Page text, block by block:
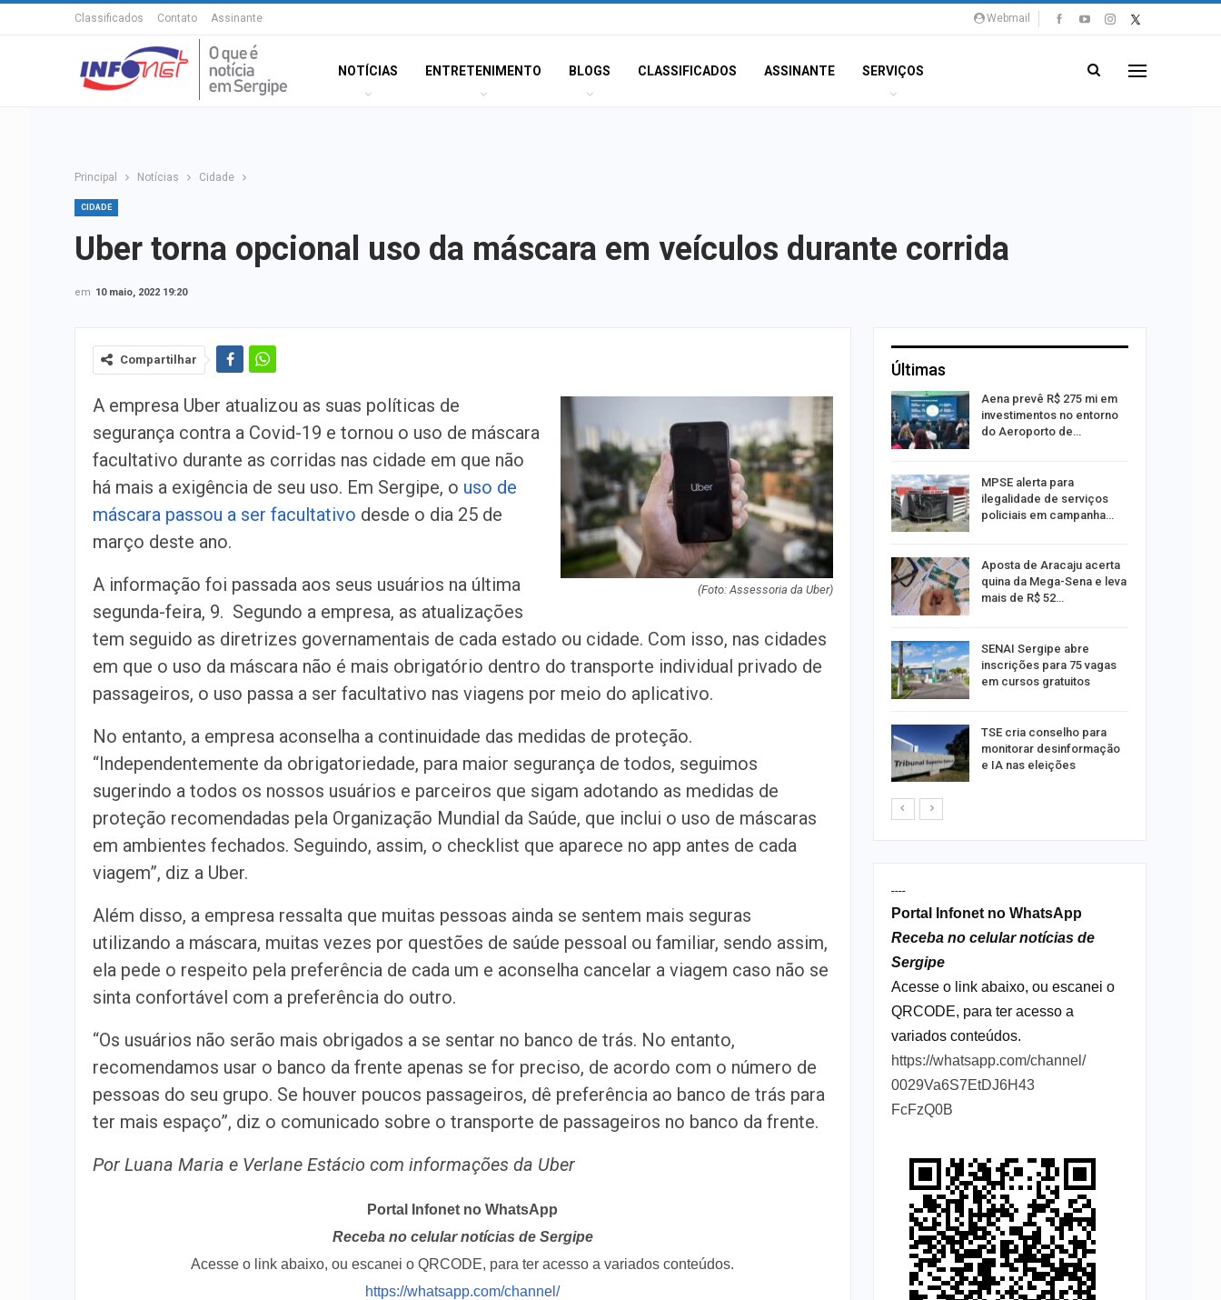
Webmail
Classificados Contato Assinante
NOTÍCIAS ENTRETENIMENTO BLOGS CLASSIFICADOS ASSINANTE SERVIÇOS
Principal Notícias Cidade
CIDADE
Uber torna opcional uso da máscara em veículos durante corrida
em 10 maio, 2022 19:20
Compartilhar
(Foto: Assessoria da Uber)
A empresa Uber atualizou as suas políticas de
segurança contra a Covid-19 e tornou o uso de máscara
facultativo durante as corridas nas cidade em que não
há mais a exigência de seu uso. Em Sergipe, o uso de
máscara passou a ser facultativo desde o dia 25 de
março deste ano.
A informação foi passada aos seus usuários na última
segunda-feira, 9. Segundo a empresa, as atualizações
tem seguido as diretrizes governamentais de cada estado ou cidade. Com isso, nas cidades
em que o uso da máscara não é mais obrigatório dentro do transporte individual privado de
passageiros, o uso passa a ser facultativo nas viagens por meio do aplicativo.
No entanto, a empresa aconselha a continuidade das medidas de proteção.
“Independentemente da obrigatoriedade, para maior segurança de todos, seguimos
sugerindo a todos os nossos usuários e parceiros que sigam adotando as medidas de
proteção recomendadas pela Organização Mundial da Saúde, que inclui o uso de máscaras
em ambientes fechados. Seguindo, assim, o checklist que aparece no app antes de cada
viagem”, diz a Uber.
Além disso, a empresa ressalta que muitas pessoas ainda se sentem mais seguras
utilizando a máscara, muitas vezes por questões de saúde pessoal ou familiar, sendo assim,
ela pede o respeito pela preferência de cada um e aconselha cancelar a viagem caso não se
sinta confortável com a preferência do outro.
“Os usuários não serão mais obrigados a se sentar no banco de trás. No entanto,
recomendamos usar o banco da frente apenas se for preciso, de acordo com o número de
pessoas do seu grupo. Se houver poucos passageiros, dê preferência ao banco de trás para
ter mais espaço”, diz o comunicado sobre o transporte de passageiros no banco da frente.
Por Luana Maria e Verlane Estácio com informações da Uber
Portal Infonet no WhatsApp
Receba no celular notícias de Sergipe
Acesse o link abaixo, ou escanei o QRCODE, para ter acesso a variados conteúdos.
https://whatsapp.com/channel/
Últimas
Champagne: Uma Viagem
de Pai e Filho
A Fabulosa Maquina do
Tempo
Homem Aranha: Um Novo
Dia
Mulher é agredida e
companheiro é preso por
fim de semana
Aena prevê R$ 275 mi em
investimentos no entorno
do Aeroporto de…
MPSE alerta para
ilegalidade de serviços
policiais em campanha…
Aposta de Aracaju acerta
quina da Mega-Sena e leva
mais de R$ 52…
SENAI Sergipe abre
inscrições para 75 vagas
em cursos gratuitos
TSE cria conselho para
monitorar desinformação
e IA nas eleições
----
Portal Infonet no WhatsApp
Receba no celular notícias de
Sergipe
Acesse o link abaixo, ou escanei o
QRCODE, para ter acesso a
variados conteúdos.
https://whatsapp.com/channel/
0029Va6S7EtDJ6H43
FcFzQ0B